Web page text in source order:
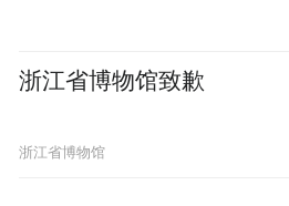
浙江省博物馆致歉
浙江省博物馆